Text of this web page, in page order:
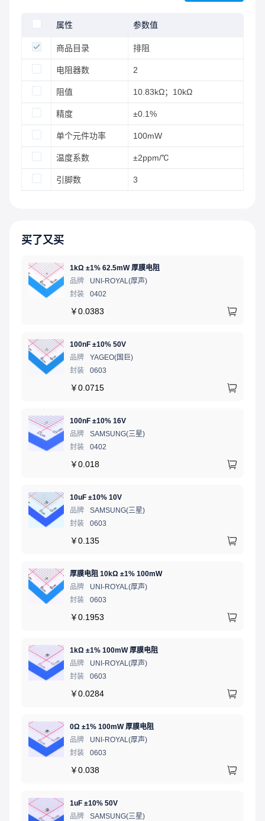
属性 参数值
商品目录 排阻
电阻器数 2
阻值 10.83kΩ；10kΩ
精度 ±0.1%
单个元件功率 100mW
温度系数 ±2ppm/℃
引脚数 3
买了又买
1kΩ ±1% 62.5mW 厚膜电阻
品牌
UNI-ROYAL(厚声)
封装
0402
￥0.0383
100nF ±10% 50V
品牌
YAGEO(国巨)
封装
0603
￥0.0715
100nF ±10% 16V
品牌
SAMSUNG(三星)
封装
0402
￥0.018
10uF ±10% 10V
品牌
SAMSUNG(三星)
封装
0603
￥0.135
厚膜电阻 10kΩ ±1% 100mW
品牌
UNI-ROYAL(厚声)
封装
0603
￥0.1953
1kΩ ±1% 100mW 厚膜电阻
品牌
UNI-ROYAL(厚声)
封装
0603
￥0.0284
0Ω ±1% 100mW 厚膜电阻
品牌
UNI-ROYAL(厚声)
封装
0603
￥0.038
1uF ±10% 50V
品牌
SAMSUNG(三星)